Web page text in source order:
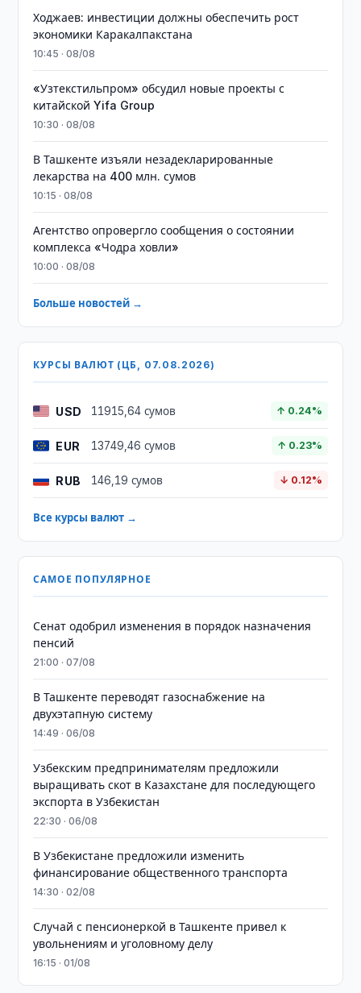
Ходжаев: инвестиции должны обеспечить рост
экономики Каракалпакстана
10:45 · 08/08
«Узтекстильпром» обсудил новые проекты с
китайской Yifa Group
10:30 · 08/08
​​​​​​​В Ташкенте изъяли незадекларированные
лекарства на 400 млн. сумов
10:15 · 08/08
Агентство опровергло сообщения о состоянии
комплекса «Чодра ховли»
10:00 · 08/08
Больше новостей →
КУРСЫ ВАЛЮТ (ЦБ, 07.08.2026)
USD 11915,64 сумов ↑ 0.24%
EUR 13749,46 сумов ↑ 0.23%
RUB 146,19 сумов ↓ 0.12%
Все курсы валют →
САМОЕ ПОПУЛЯРНОЕ
Сенат одобрил изменения в порядок назначения
пенсий
21:00 · 07/08
В Ташкенте переводят газоснабжение на
двухэтапную систему
14:49 · 06/08
Узбекским предпринимателям предложили
выращивать скот в Казахстане для последующего
экспорта в Узбекистан
22:30 · 06/08
В Узбекистане предложили изменить
финансирование общественного транспорта
14:30 · 02/08
Случай с пенсионеркой в Ташкенте привел к
увольнениям и уголовному делу
16:15 · 01/08